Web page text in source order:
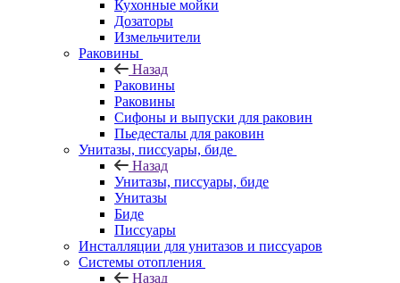
Кухонные мойки
Дозаторы
Измельчители
Раковины
Назад
Раковины
Раковины
Сифоны и выпуски для раковин
Пьедесталы для раковин
Унитазы, писсуары, биде
Назад
Унитазы, писсуары, биде
Унитазы
Биде
Писсуары
Инсталляции для унитазов и писсуаров
Системы отопления
Назад